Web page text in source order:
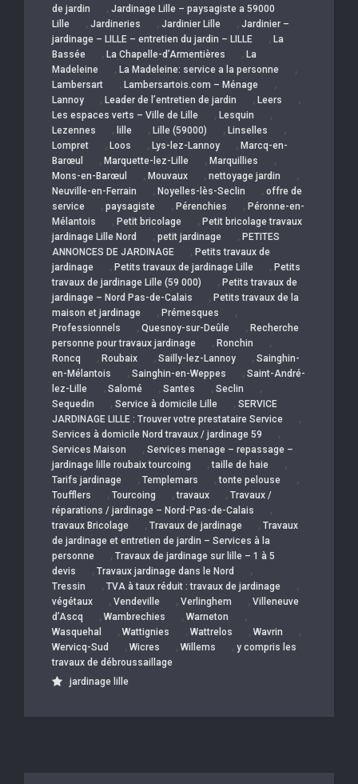
de jardin
, Jardinage Lille – paysagiste a 59000
Lille
, Jardineries , Jardinier Lille , Jardinier –
jardinage – LILLE – entretien du jardin – LILLE
, La
Bassée
, La Chapelle-d’Armentières , La
Madeleine
, La Madeleine: service a la personne ,
Lambersart , Lambersartois.com – Ménage ,
Lannoy , Leader de l’entretien de jardin , Leers ,
Les espaces verts – Ville de Lille , Lesquin ,
Lezennes , lille , Lille (59000) , Linselles ,
Lompret , Loos , Lys-lez-Lannoy , Marcq-en-
Barœul
, Marquette-lez-Lille , Marquillies ,
Mons-en-Barœul , Mouvaux , nettoyage jardin ,
Neuville-en-Ferrain , Noyelles-lès-Seclin , offre de
service
, paysagiste , Pérenchies , Péronne-en-
Mélantois
, Petit bricolage , Petit bricolage travaux
jardinage Lille Nord
, petit jardinage , PETITES
ANNONCES DE JARDINAGE
, Petits travaux de
jardinage
, Petits travaux de jardinage Lille , Petits
travaux de jardinage Lille (59 000)
, Petits travaux de
jardinage – Nord Pas-de-Calais
, Petits travaux de la
maison et jardinage
, Prémesques ,
Professionnels , Quesnoy-sur-Deûle , Recherche
personne pour travaux jardinage
, Ronchin ,
Roncq , Roubaix , Sailly-lez-Lannoy , Sainghin-
en-Mélantois
, Sainghin-en-Weppes , Saint-André-
lez-Lille
, Salomé , Santes , Seclin ,
Sequedin , Service à domicile Lille , SERVICE
JARDINAGE LILLE : Trouver votre prestataire Service
,
Services à domicile Nord travaux / jardinage 59 ,
Services Maison , Services menage – repassage –
jardinage lille roubaix tourcoing
,taille de haie ,
Tarifs jardinage , Templemars ,tonte pelouse ,
Toufflers , Tourcoing ,travaux , Travaux /
réparations / jardinage – Nord-Pas-de-Calais
,
travaux Bricolage , Travaux de jardinage , Travaux
de jardinage et entretien de jardin – Services à la
personne
, Travaux de jardinage sur lille – 1 à 5
devis
, Travaux jardinage dans le Nord ,
Tressin , TVA à taux réduit : travaux de jardinage ,
végétaux , Vendeville , Verlinghem , Villeneuve
d’Ascq
, Wambrechies , Warneton ,
Wasquehal , Wattignies , Wattrelos , Wavrin ,
Wervicq-Sud , Wicres , Willems , y compris les
travaux de débroussaillage
jardinage lille